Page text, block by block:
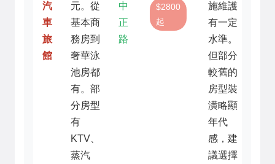
汽
車
旅
館
元。從
基本商
務房到
奢華泳
池房都
有。部
分房型
有
KTV、
蒸汽
中
正
路
$2800
起
施維護
有一定
水準。
但部分
較舊的
房型裝
潢略顯
年代
感，建
議選擇